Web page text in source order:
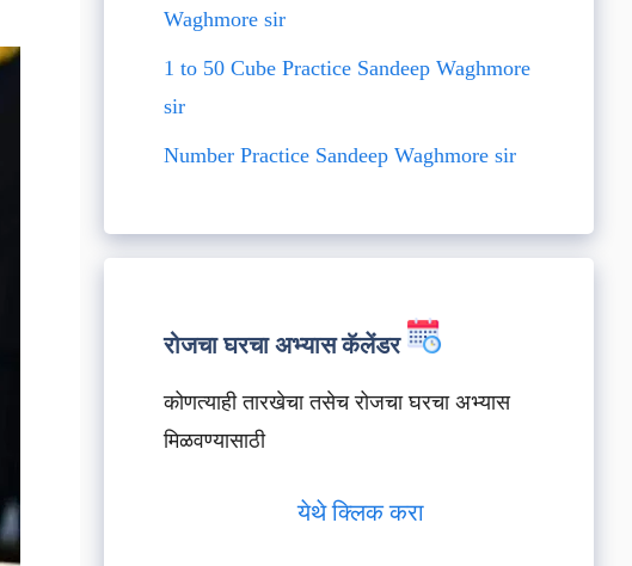
Waghmore sir
1 to 50 Cube Practice Sandeep Waghmore
sir
Number Practice Sandeep Waghmore sir
रोजचा घरचा अभ्यास कॅलेंडर
कोणत्याही तारखेचा तसेच रोजचा घरचा अभ्यास
मिळवण्यासाठी
येथे क्लिक करा